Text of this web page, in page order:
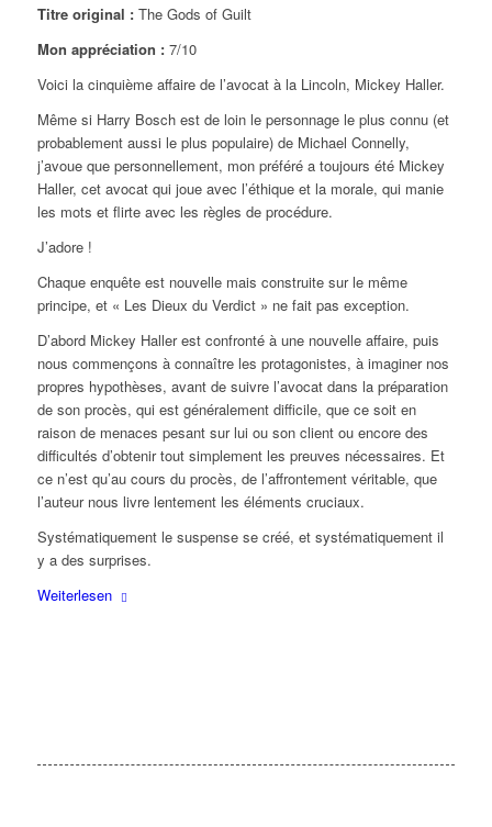
Titre original : The Gods of Guilt
Mon appréciation : 7/10
Voici la cinquième affaire de l’avocat à la Lincoln, Mickey Haller.
Même si Harry Bosch est de loin le personnage le plus connu (et
probablement aussi le plus populaire) de Michael Connelly,
j’avoue que personnellement, mon préféré a toujours été Mickey
Haller, cet avocat qui joue avec l’éthique et la morale, qui manie
les mots et flirte avec les règles de procédure.
J’adore !
Chaque enquête est nouvelle mais construite sur le même
principe, et « Les Dieux du Verdict » ne fait pas exception.
D’abord Mickey Haller est confronté à une nouvelle affaire, puis
nous commençons à connaître les protagonistes, à imaginer nos
propres hypothèses, avant de suivre l’avocat dans la préparation
de son procès, qui est généralement difficile, que ce soit en
raison de menaces pesant sur lui ou son client ou encore des
difficultés d’obtenir tout simplement les preuves nécessaires. Et
ce n’est qu’au cours du procès, de l’affrontement véritable, que
l’auteur nous livre lentement les éléments cruciaux.
Systématiquement le suspense se créé, et systématiquement il
y a des surprises.
Weiterlesen